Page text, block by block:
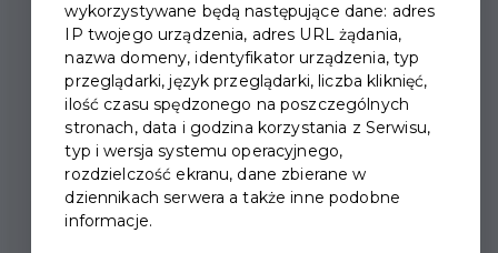
DANIEL SALMAN-
MONODRAM
„MARZYCIEL”
wykorzystywane będą następujące dane: adres
IP twojego urządzenia, adres URL żądania,
nazwa domeny, identyfikator urządzenia, typ
przeglądarki, język przeglądarki, liczba kliknięć,
ilość czasu spędzonego na poszczególnych
stronach, data i godzina korzystania z Serwisu,
typ i wersja systemu operacyjnego,
rozdzielczość ekranu, dane zbierane w
dziennikach serwera a także inne podobne
informacje.